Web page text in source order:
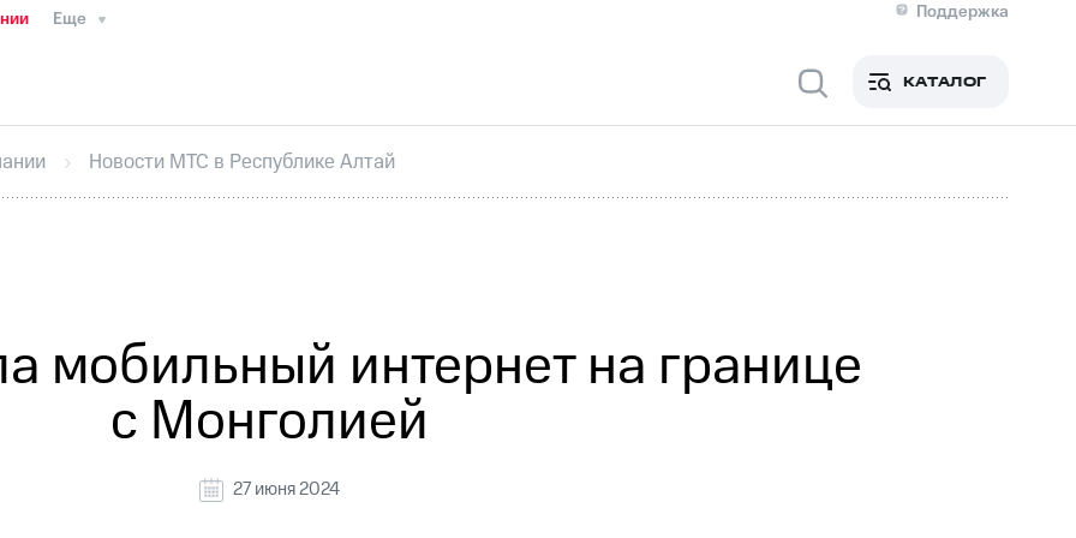
Еще
Поддержка
Медиа-центр
ИнтервьюФинансовая отчетностьКонтактыНовости в регионе
секретарьРаскрытие информации
кабинет акционераАкционерный капиталКонтроль и аудитРынок акций
КАТАЛОГ
Новости МТС в Республике Алтай
мобильный интернет на границе
с Монголией
27 июня 2024